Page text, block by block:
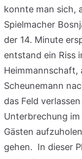
konnte man sich,
Spielmacher
der 14. Minute
entstand ein Riss
Heimmannschaft,
Scheunemann
das Feld
Unterbrechung im
Gästen
gehen. In dieser